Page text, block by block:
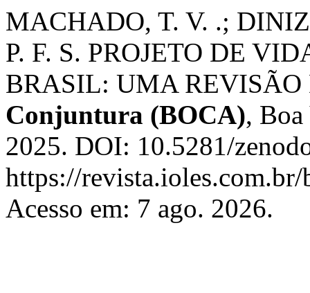
MACHADO, T. V. .;
P. F. S. PROJETO DE
BRASIL: UMA REVISÃO
Conjuntura (BOCA),
2025. DOI: 10.5281/
https://
Acesso em: 7 ago. 2026.